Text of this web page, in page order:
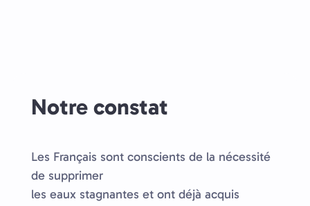
Notre constat
Les Français sont conscients de la nécessité
de supprimer
les eaux stagnantes et ont déjà acquis